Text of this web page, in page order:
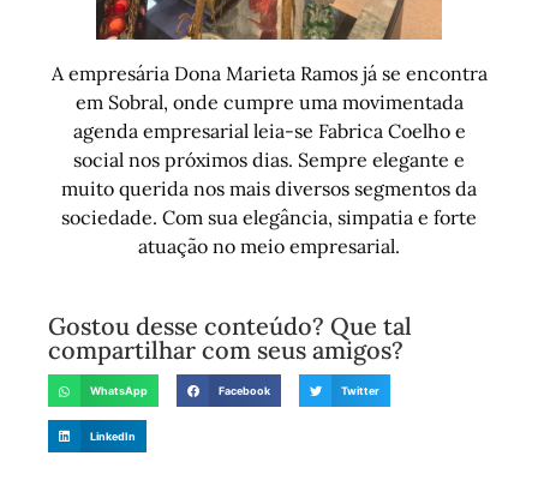
A empresária Dona Marieta Ramos já se encontra
em Sobral, onde cumpre uma movimentada
agenda empresarial leia-se Fabrica Coelho e
social nos próximos dias. Sempre elegante e
muito querida nos mais diversos segmentos da
sociedade. Com sua elegância, simpatia e forte
atuação no meio empresarial.
Gostou desse conteúdo? Que tal
compartilhar com seus amigos?
WhatsApp Facebook Twitter
LinkedIn